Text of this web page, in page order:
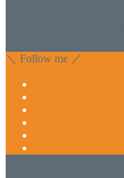
＼ Follow me ／